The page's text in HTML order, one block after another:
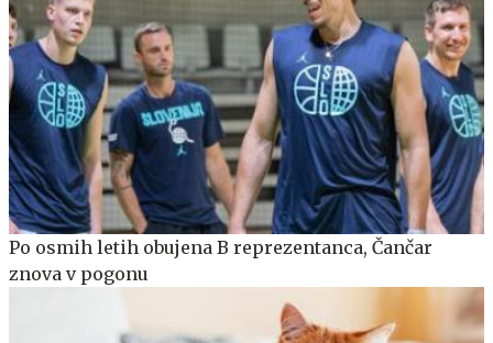
Po osmih letih obujena B reprezentanca, Čančar
znova v pogonu